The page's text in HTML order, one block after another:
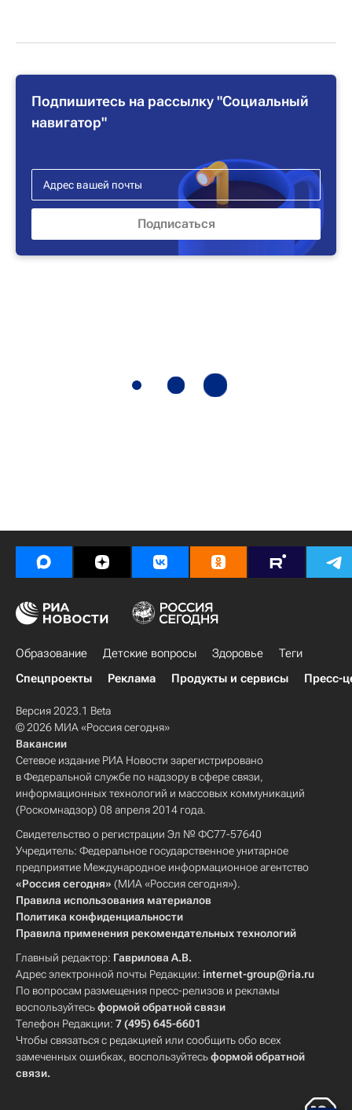
Подпишитесь на рассылку "Социальный
навигатор"
Образование Детские вопросы Здоровье
Теги
Спецпроекты
Реклама Продукты и сервисы Пресс-
Версия 2023.1 Beta
© 2026 МИА «Россия сегодня»
Вакансии
Сетевое издание РИА Новости зарегистрировано
в Федеральной службе по надзору в сфере связи,
информационных технологий и массовых коммуникаций
(Роскомнадзор) 08 апреля 2014 года.
Свидетельство о регистрации Эл № ФС77-57640
Учредитель: Федеральное государственное унитарное
предприятие Международное информационное агентство
«Россия сегодня» (МИА «Россия сегодня»).
Правила использования материалов
Политика конфиденциальности
Правила применения рекомендательных технологий
Главный редактор: Гаврилова А.В.
Адрес электронной почты Редакции: internet-group@ria.ru
По вопросам размещения пресс-релизов и рекламы
воспользуйтесьформой обратной связи
Телефон Редакции: 7 (495) 645-6601
Чтобы связаться с редакцией или сообщить обо всех
замеченных ошибках, воспользуйтесьформой обратной
связи.